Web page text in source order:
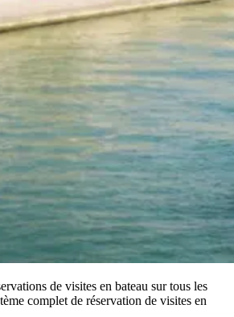
de visites en bateau sur tous les
complet de réservation de visites en